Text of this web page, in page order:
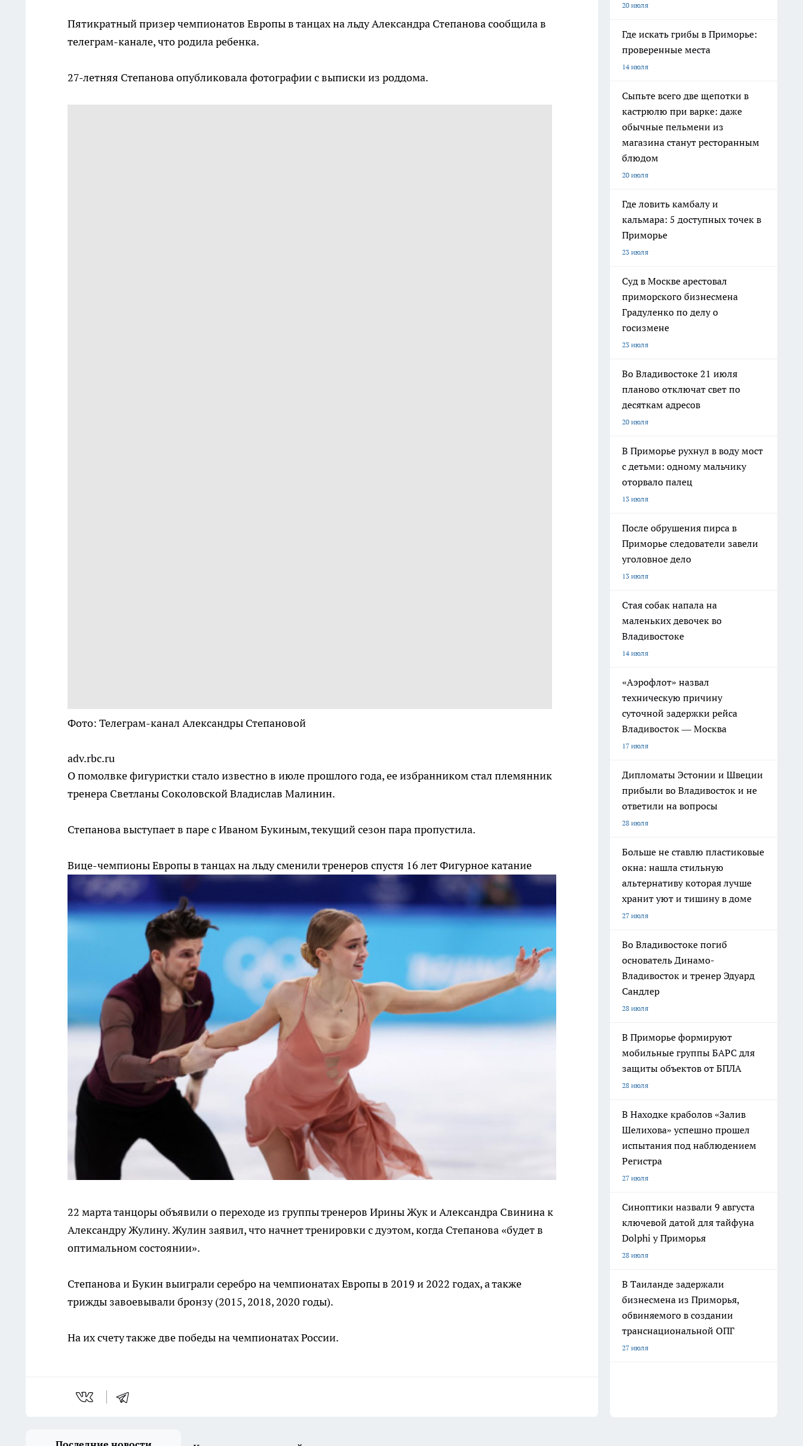
Пятикратный призер чемпионатов Европы в танцах на льду Александра Степанова сообщила в
телеграм-канале, что родила ребенка.
27-летняя Степанова опубликовала фотографии с выписки из роддома.
Фото: Телеграм-канал Александры Степановой
adv.rbc.ru
О помолвке фигуристки стало известно в июле прошлого года, ее избранником стал племянник
тренера Светланы Соколовской Владислав Малинин.
Степанова выступает в паре с Иваном Букиным, текущий сезон пара пропустила.
Вице-чемпионы Европы в танцах на льду сменили тренеров спустя 16 летФигурное катание
22 марта танцоры объявили о переходе из группы тренеров Ирины Жук и Александра Свинина к
Александру Жулину. Жулин заявил, что начнет тренировки с дуэтом, когда Степанова «будет в
оптимальном состоянии».
Степанова и Букин выиграли серебро на чемпионатах Европы в 2019 и 2022 годах, а также
трижды завоевывали бронзу (2015, 2018, 2020 годы).
На их счету также две победы на чемпионатах России.
20 июля
Где искать грибы в Приморье:
проверенные места
14 июля
Сыпьте всего две щепотки в
кастрюлю при варке: даже
обычные пельмени из
магазина станут ресторанным
блюдом
20 июля
Где ловить камбалу и
кальмара: 5 доступных точек в
Приморье
23 июля
Суд в Москве арестовал
приморского бизнесмена
Градуленко по делу о
госизмене
23 июля
Во Владивостоке 21 июля
планово отключат свет по
десяткам адресов
20 июля
В Приморье рухнул в воду мост
с детьми: одному мальчику
оторвало палец
13 июля
После обрушения пирса в
Приморье следователи завели
уголовное дело
13 июля
Стая собак напала на
маленьких девочек во
Владивостоке
14 июля
«Аэрофлот» назвал
техническую причину
суточной задержки рейса
Владивосток — Москва
17 июля
Дипломаты Эстонии и Швеции
прибыли во Владивосток и не
ответили на вопросы
28 июля
Больше не ставлю пластиковые
окна: нашла стильную
альтернативу которая лучше
хранит уют и тишину в доме
27 июля
Во Владивостоке погиб
основатель Динамо-
Владивосток и тренер Эдуард
Сандлер
28 июля
В Приморье формируют
мобильные группы БАРС для
защиты объектов от БПЛА
28 июля
В Находке краболов «Залив
Шелихова» успешно прошел
испытания под наблюдением
Регистра
27 июля
Синоптики назвали 9 августа
ключевой датой для тайфуна
Dolphi у Приморья
28 июля
В Таиланде задержали
бизнесмена из Приморья,
обвиняемого в создании
транснациональной ОПГ
27 июля